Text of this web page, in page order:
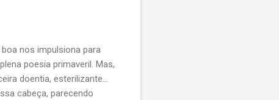
nos impulsiona para
poesia primaveril. Mas,
doentia, esterilizante…
cabeça, parecendo